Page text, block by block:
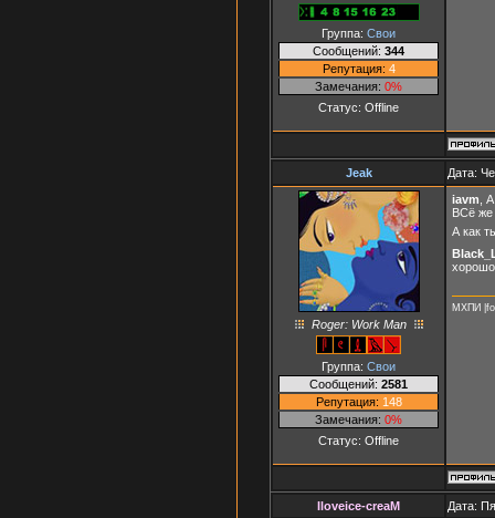
Группа: Свои
Сообщений: 344
Репутация: 4
Замечания: 0%
Статус: Offline
Jeak Дата:
Roger: Work Man
Группа: Свои
Сообщений: 2581
Репутация: 148
Замечания: 0%
Статус: Offline
iavm ,
ВСё же
А как
хорошо
МХПИ
Iloveice-creaM Дата: